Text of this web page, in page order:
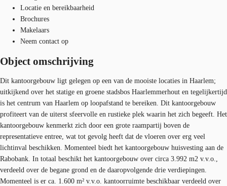
Locatie en bereikbaarheid
Brochures
Makelaars
Neem contact op
Object omschrijving
Dit kantoorgebouw ligt gelegen op een van de mooiste locaties in Haarlem;
uitkijkend over het statige en groene stadsbos Haarlemmerhout en tegelijkertijd
is het centrum van Haarlem op loopafstand te bereiken. Dit kantoorgebouw
profiteert van de uiterst sfeervolle en rustieke plek waarin het zich begeeft. Het
kantoorgebouw kenmerkt zich door een grote raampartij boven de
representatieve entree, wat tot gevolg heeft dat de vloeren over erg veel
lichtinval beschikken. Momenteel biedt het kantoorgebouw huisvesting aan de
Rabobank. In totaal beschikt het kantoorgebouw over circa 3.992 m2 v.v.o.,
verdeeld over de begane grond en de daaropvolgende drie verdiepingen.
Momenteel is er ca. 1.600 m² v.v.o. kantoorruimte beschikbaar verdeeld over